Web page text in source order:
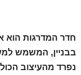
חדר המדרגות הוא
בבניין, המשמש
נפרד מהעיצוב